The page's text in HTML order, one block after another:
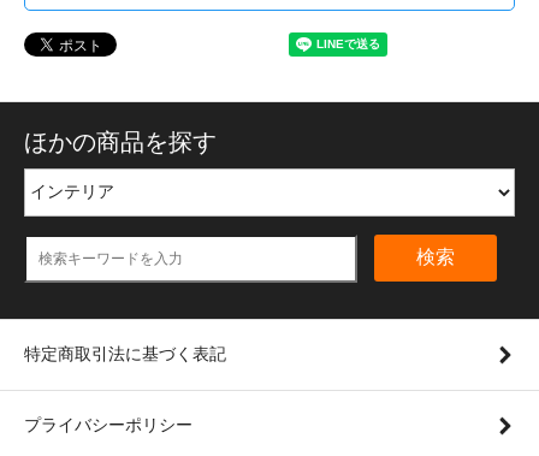
ほかの商品を探す
検索
特定商取引法に基づく表記
プライバシーポリシー